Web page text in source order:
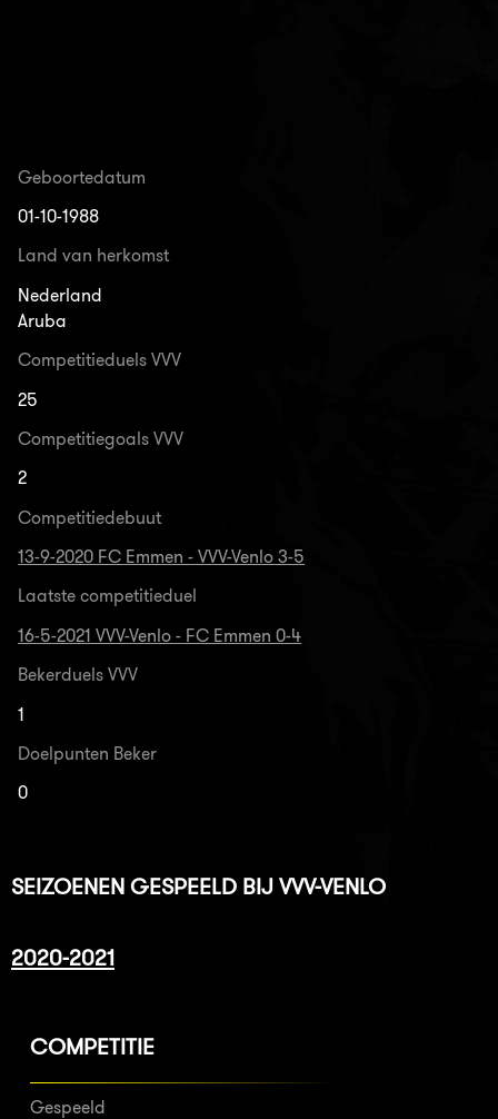
Geboortedatum
01-10-1988
Land van herkomst
Nederland
Aruba
Competitieduels VVV
25
Competitiegoals VVV
2
Competitiedebuut
13-9-2020 FC Emmen - VVV-Venlo 3-5
Laatste competitieduel
16-5-2021 VVV-Venlo - FC Emmen 0-4
Bekerduels VVV
1
Doelpunten Beker
0
SEIZOENEN GESPEELD BIJ VVV-VENLO
2020-2021
COMPETITIE
Gespeeld